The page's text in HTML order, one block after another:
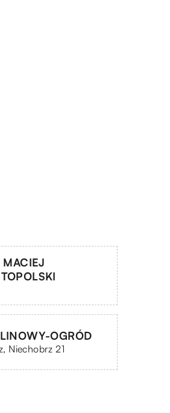
MACIEJ
OGRÓD
Niechobrz 21